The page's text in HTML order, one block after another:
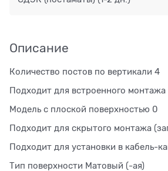
Описание
Количество постов по вертикали 4
Подходит для встроенного монтажа
Модель с плоской поверхностью 0
Подходит для скрытого монтажа
Подходит для установки в кабель-
Тип поверхности Матовый (-ая)